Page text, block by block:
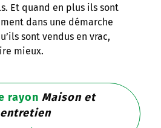
Et quand en plus ils sont
dans une démarche
sont vendus en vrac,
mieux.
rayon Maison et
entretien